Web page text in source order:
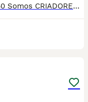
TELEFONO O WHATSAPP 722 490 760 Somos CRIADORES PROFESIONALES, CON NÚCLEO ZOOLÓGICO PROPIO. Seleccionamos para tener los mejores ejemplares tanto a nivel morfología como a nivel de salud y comportamiento. Nuestros cachorros crecen en un ambiente familiar, con unas condiciones higiénico-sanitarias excepcionales y totalmente socializados, tanto con otros animales como con las personas, para garantizar su bienestar animal. No dudes en consultar sobre disponibilidad de entrega, reserva y sus características, Nuestros cachorros se entregan: DESPARASITADOS INTERNA Y EXTERNAMENTE CON SUS VACUNAS AL DÍA CORRESPONDIENTES POR EDAD CARTILLA DE VACUNACIÓN Y GARANTIA COMPLETA DE SALUD ( VÍRICAS, GENÉTICAS Y HEREDITARIASñ) POR ESCRITO! PARA MAS INFORMACIÓN, FOTOS/VIDEOS O CONSULTAS LLAMANOS O ESCRIBENOS POR WHATSAPP AL 722 490 760 POSIBILIDAD DE ENTREGA PERSONALIZADA A DOMICILIO EN TODO EL TERRITORIO NACIONAL.